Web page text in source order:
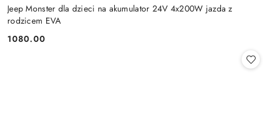
Jeep Monster dla dzieci na akumulator 24V 4x200W jazda z
rodzicem EVA
Cena:
1080.00